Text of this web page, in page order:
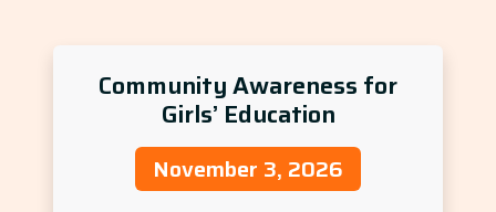
Community Awareness for
Girls’ Education
November 3, 2026